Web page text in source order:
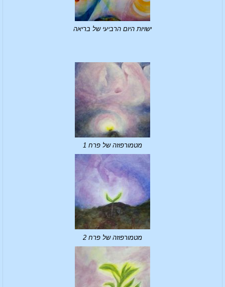
ישויות היום הרביעי של בריאה
מטמורפוזה של פרח 1
מטמורפוזה של פרח 2